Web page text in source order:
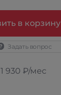
в корзину
Задать вопрос
930 ₽/мес